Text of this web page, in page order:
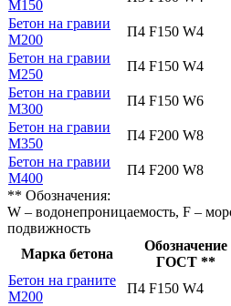
М150
Бетон на гравии
М200
П4 F150 W4
Бетон на гравии
М250
П4 F150 W4
Бетон на гравии
М300
П4 F150 W6
Бетон на гравии
М350
П4 F200 W8
Бетон на гравии
М400
П4 F200 W8
** Обозначения:
W – водонепроницаемость, F –
подвижность
Марка бетона
Обозначение
ГОСТ **
Бетон на граните
М200
П4 F150 W4